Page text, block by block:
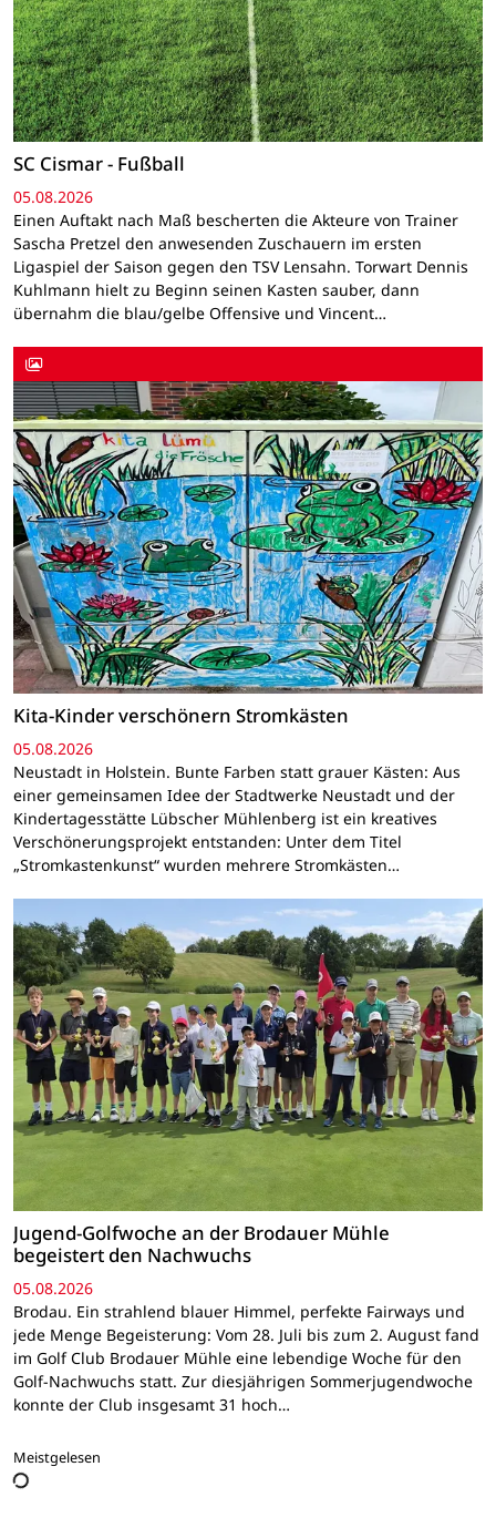
SC Cismar - Fußball
05.08.2026
Einen Auftakt nach Maß bescherten die Akteure von Trainer
Sascha Pretzel den anwesenden Zuschauern im ersten
Ligaspiel der Saison gegen den TSV Lensahn. Torwart Dennis
Kuhlmann hielt zu Beginn seinen Kasten sauber, dann
übernahm die blau/gelbe Offensive und Vincent…
Kita-Kinder verschönern Stromkästen
05.08.2026
Neustadt in Holstein. Bunte Farben statt grauer Kästen: Aus
einer gemeinsamen Idee der Stadtwerke Neustadt und der
Kindertagesstätte Lübscher Mühlenberg ist ein kreatives
Verschönerungsprojekt entstanden: Unter dem Titel
„Stromkastenkunst“ wurden mehrere Stromkästen…
Jugend-Golfwoche an der Brodauer Mühle
begeistert den Nachwuchs
05.08.2026
Brodau. Ein strahlend blauer Himmel, perfekte Fairways und
jede Menge Begeisterung: Vom 28. Juli bis zum 2. August fand
im Golf Club Brodauer Mühle eine lebendige Woche für den
Golf-Nachwuchs statt. Zur diesjährigen Sommerjugendwoche
konnte der Club insgesamt 31 hoch…
Meistgelesen